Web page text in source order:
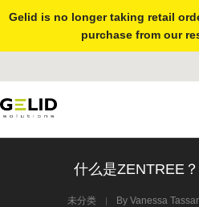
Gelid is no longer taking retail
purchase from our
什么是ZENTREE
未分类 By Vanessa